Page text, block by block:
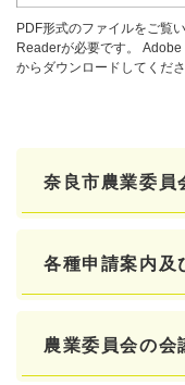
PDF形式のファイルをご覧
Readerが必要です。
Adobe
からダウンロードしてくださ
奈良市農業委員
各種申請案内及
農業委員会の会